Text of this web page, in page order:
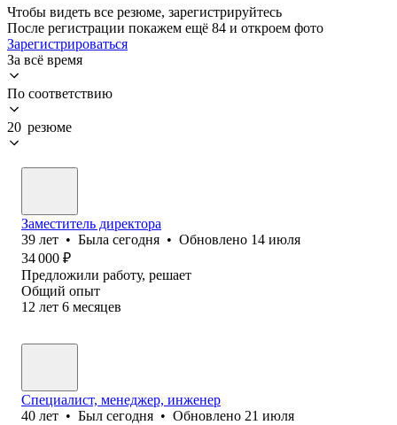
Чтобы видеть все резюме, зарегистрируйтесь
После регистрации покажем ещё 84 и откроем фото
Зарегистрироваться
За всё время
По соответствию
20 резюме
Заместитель директора
39 лет • Была сегодня • Обновлено 14 июля
34 000 ₽
Предложили работу, решает
Общий опыт
12 лет 6 месяцев
Специалист, менеджер, инженер
40 лет • Был сегодня • Обновлено 21 июля